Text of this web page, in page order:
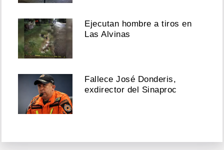
Ejecutan hombre a tiros en
Las Alvinas
Fallece José Donderis,
exdirector del Sinaproc